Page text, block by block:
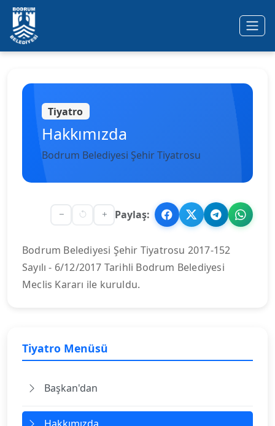
Ana içeriğe geç
Tiyatro
Hakkımızda
Bodrum Belediyesi Şehir Tiyatrosu
Paylaş:
Bodrum Belediyesi Şehir Tiyatrosu 2017-152
Sayılı - 6/12/2017 Tarihli Bodrum Belediyesi
Meclis Kararı ile kuruldu.
Tiyatro Menüsü
Başkan'dan